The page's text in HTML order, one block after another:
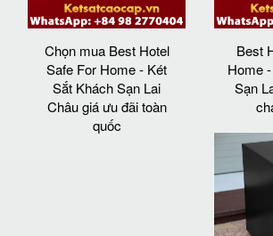
Chọn mua Best Hotel
Safe For Home - Két
Sắt Khách Sạn Lai
Châu giá ưu đãi toàn
quốc
Best
Home
Sạn